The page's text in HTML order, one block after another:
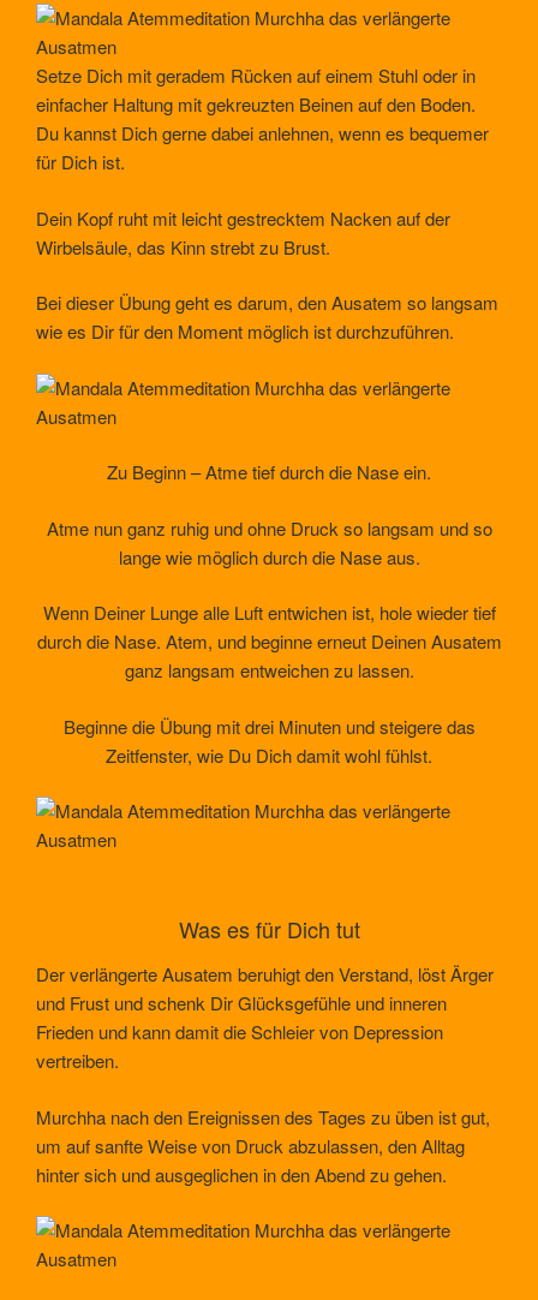
Setze Dich mit geradem Rücken auf einem Stuhl oder in
einfacher Haltung mit gekreuzten Beinen auf den Boden.
Du kannst Dich gerne dabei anlehnen, wenn es bequemer
für Dich ist.
Dein Kopf ruht mit leicht gestrecktem Nacken auf der
Wirbelsäule, das Kinn strebt zu Brust.
Bei dieser Übung geht es darum, den Ausatem so langsam
wie es Dir für den Moment möglich ist durchzuführen.
Zu Beginn – Atme tief durch die Nase ein.
Atme nun ganz ruhig und ohne Druck so langsam und so
lange wie möglich durch die Nase aus.
Wenn Deiner Lunge alle Luft entwichen ist, hole wieder tief
durch die Nase. Atem, und beginne erneut Deinen Ausatem
ganz langsam entweichen zu lassen.
Beginne die Übung mit drei Minuten und steigere das
Zeitfenster, wie Du Dich damit wohl fühlst.
Was es für Dich tut
Der verlängerte Ausatem beruhigt den Verstand, löst Ärger
und Frust und schenk Dir Glücksgefühle und inneren
Frieden und kann damit die Schleier von Depression
vertreiben.
Murchha nach den Ereignissen des Tages zu üben ist gut,
um auf sanfte Weise von Druck abzulassen, den Alltag
hinter sich und ausgeglichen in den Abend zu gehen.